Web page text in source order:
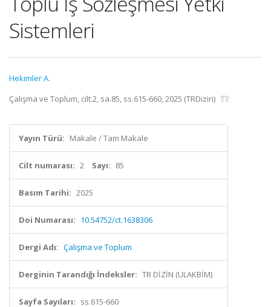
Sistemleri
Hekimler A.
Çalışma ve Toplum, cilt.2, sa.85, ss.615-660, 2025 (TRDizin)
Yayın Türü: Makale / Tam Makale
Cilt numarası: 2 Sayı: 85
Basım Tarihi: 2025
Doi Numarası: 10.54752/ct.1638306
Dergi Adı: Çalışma ve Toplum
Derginin Tarandığı İndeksler: TR DİZİN (ULAKBİM)
Sayfa Sayıları: ss.615-660